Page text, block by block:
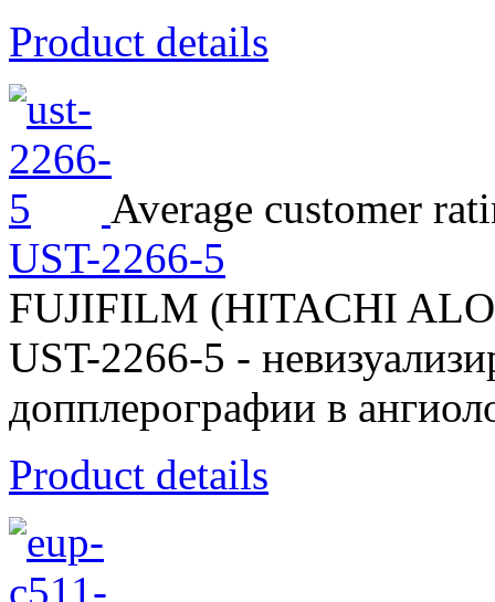
Product details
Average customer
UST-2266-5
FUJIFILM (HITACHI
UST-2266-5 -
допплерографии в
Product details